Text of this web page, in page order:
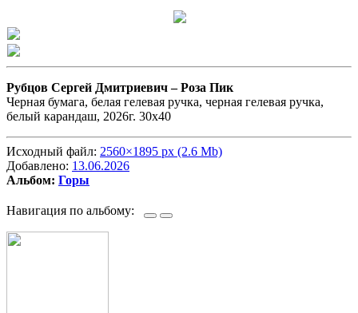
Рубцов Сергей Дмитриевич –Роза Пик
Черная бумага, белая гелевая ручка, черная гелевая ручка,
белый карандаш, 2026г. 30х40
Исходный файл: 2560×1895 px (2.6 Mb)
Добавлено: 13.06.2026
Альбом: Горы
Навигация по альбому: